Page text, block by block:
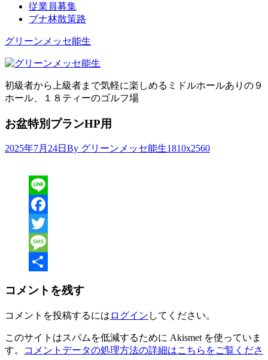
従業員募集
ブナ林散策路
グリーンメッセ能生
初級者から上級者まで気軽に楽しめるミドルホールありの９
ホール、１８ティーのゴルフ場
お盆特別プランHP用
2025年7月24日 By グリーンメッセ能生Attachment
1810x2560
Line
Facebook
Twitter
Message
コメントを残す
コメントを投稿するには ログイン してください。
このサイトはスパムを低減するために Akismet を使っていま
す。
コメントデータの処理方法の詳細はこちらをご覧くださ